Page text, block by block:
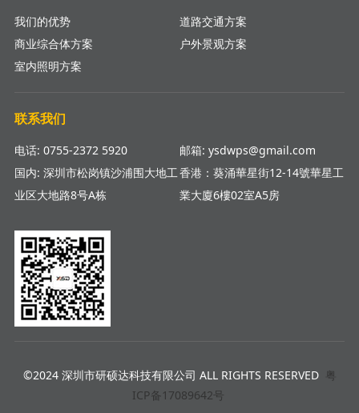
我们的优势
道路交通方案
商业综合体方案
户外景观方案
室内照明方案
联系我们
电话: 0755-2372 5920
邮箱: ysdwps@gmail.com
国内: 深圳市松岗镇沙浦围大地工
业区大地路8号A栋
香港：葵涌華星街12-14號華星工
業大廈6樓02室A5房
©2024 深圳市研硕达科技有限公司 ALL RIGHTS RESERVED 粤
ICP备17089642号